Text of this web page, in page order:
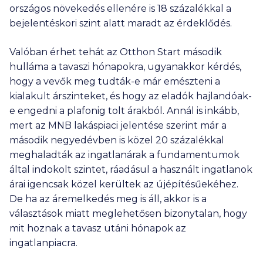
országos növekedés ellenére is 18 százalékkal a
bejelentéskori szint alatt maradt az érdeklődés.
Valóban érhet tehát az Otthon Start második
hulláma a tavaszi hónapokra, ugyanakkor kérdés,
hogy a vevők meg tudták-e már emészteni a
kialakult árszinteket, és hogy az eladók hajlandóak-
e engedni a plafonig tolt árakból. Annál is inkább,
mert az MNB lakáspiaci jelentése szerint már a
második negyedévben is közel 20 százalékkal
meghaladták az ingatlanárak a fundamentumok
által indokolt szintet, ráadásul a használt ingatlanok
árai igencsak közel kerültek az újépítésűekéhez.
De ha az áremelkedés meg is áll, akkor is a
választások miatt meglehetősen bizonytalan, hogy
mit hoznak a tavasz utáni hónapok az
ingatlanpiacra.